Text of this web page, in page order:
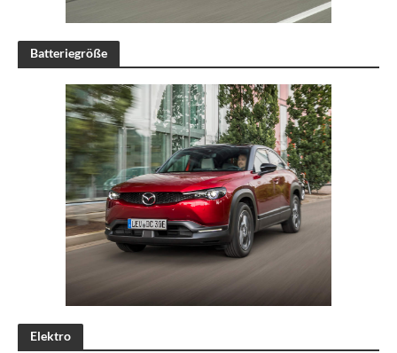
Batteriegröße
Elektro